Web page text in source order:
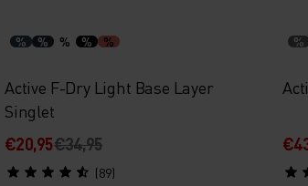
% % % % %
Active F-Dry Light Base Layer
Singlet
€20,95€34,95
(89)
%